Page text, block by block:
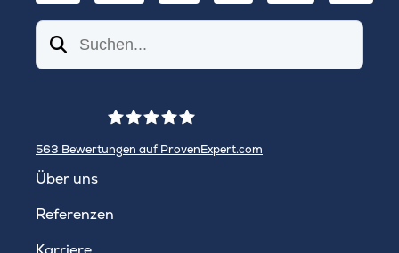
Suchen
563 Bewertungen auf ProvenExpert.com
Über uns
Referenzen